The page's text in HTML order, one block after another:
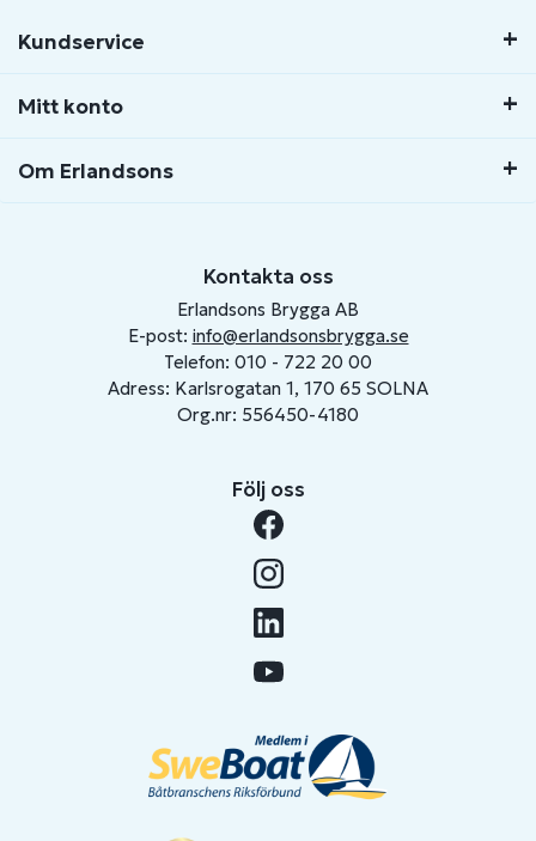
Kundservice
Mitt konto
Om Erlandsons
Kontakta oss
Erlandsons Brygga AB
E-post: info@erlandsonsbrygga.se
Telefon: 010 - 722 20 00
Adress: Karlsrogatan 1, 170 65 SOLNA
Org.nr: 556450-4180
Följ oss